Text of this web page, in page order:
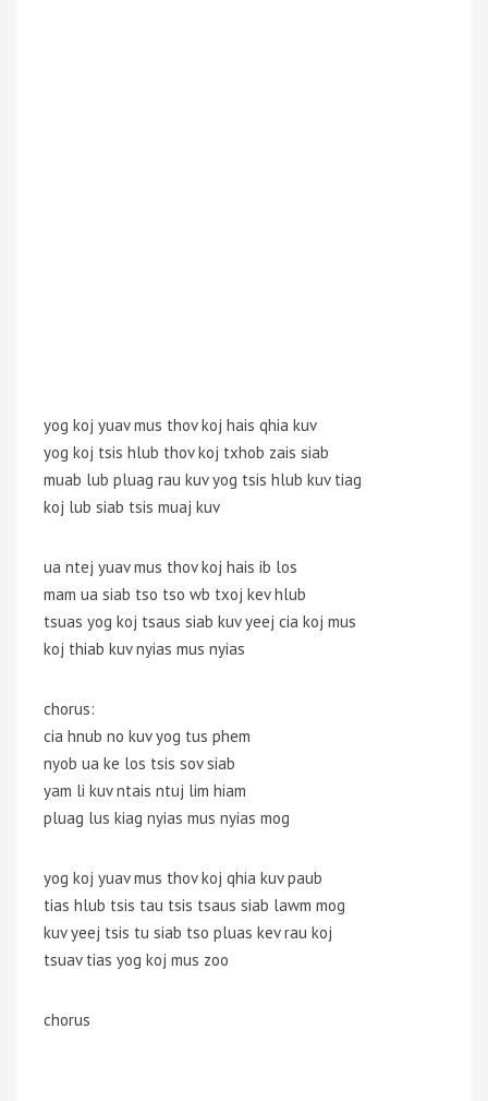
yog koj yuav mus thov koj hais qhia kuv
yog koj tsis hlub thov koj txhob zais siab
muab lub pluag rau kuv yog tsis hlub kuv tiag
koj lub siab tsis muaj kuv
ua ntej yuav mus thov koj hais ib los
mam ua siab tso tso wb txoj kev hlub
tsuas yog koj tsaus siab kuv yeej cia koj mus
koj thiab kuv nyias mus nyias
chorus:
cia hnub no kuv yog tus phem
nyob ua ke los tsis sov siab
yam li kuv ntais ntuj lim hiam
pluag lus kiag nyias mus nyias mog
yog koj yuav mus thov koj qhia kuv paub
tias hlub tsis tau tsis tsaus siab lawm mog
kuv yeej tsis tu siab tso pluas kev rau koj
tsuav tias yog koj mus zoo
chorus